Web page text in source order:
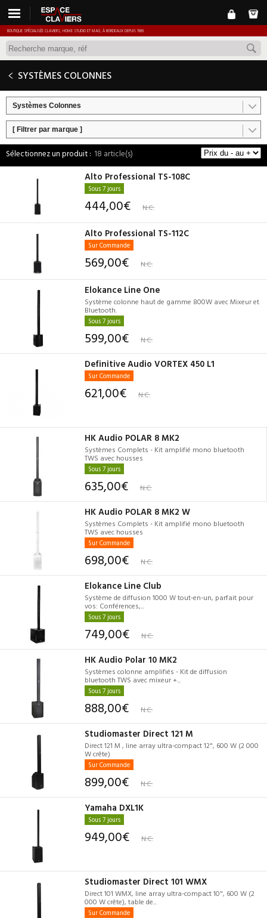
BOUTIQUE SPÉCIALISÉE CLAVIERS, HOME STUDIO ET MAO, À BORDEAUX DEPUIS 1989.
SYSTÈMES COLONNES
Systèmes Colonnes
[ Filtrer par marque ]
18 article(s)
Alto Professional TS-108C
Sous 7 jours
444,00€ N.C.
Alto Professional TS-112C
Sur Commande
569,00€ N.C.
Elokance Line One
Système colonne haut de gamme 800W avec Mixeur et
Bluetooth.
Sous 7 jours
599,00€ N.C.
Definitive Audio VORTEX 450 L1
Sur Commande
621,00€ N.C.
HK Audio POLAR 8 MK2
Systèmes Complets - Kit amplifié mono bluetooth
TWS avec housses
Sous 7 jours
635,00€ N.C.
HK Audio POLAR 8 MK2 W
Systèmes Complets - Kit amplifié mono bluetooth
TWS avec housses
Sur Commande
698,00€ N.C.
Elokance Line Club
Système de diffusion 1000 W tout-en-un, parfait pour
vos: Conférences,...
Sous 7 jours
749,00€ N.C.
HK Audio Polar 10 MK2
Systèmes colonne amplifiés - Kit de diffusion
bluetooth TWS avec mixeur +...
Sous 7 jours
888,00€ N.C.
Studiomaster Direct 121 M
Direct 121 M , line array ultra-compact 12", 600 W (2 000
W crête)
Sur Commande
899,00€ N.C.
Yamaha DXL1K
Sous 7 jours
949,00€ N.C.
Studiomaster Direct 101 WMX
Direct 101 WMX, line array ultra-compact 10", 600 W (2
000 W crête), table de...
Sur Commande